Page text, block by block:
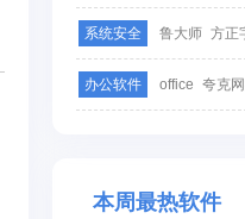
系统安全 鲁大师 方正
办公软件 office 夸克
本周最热软件